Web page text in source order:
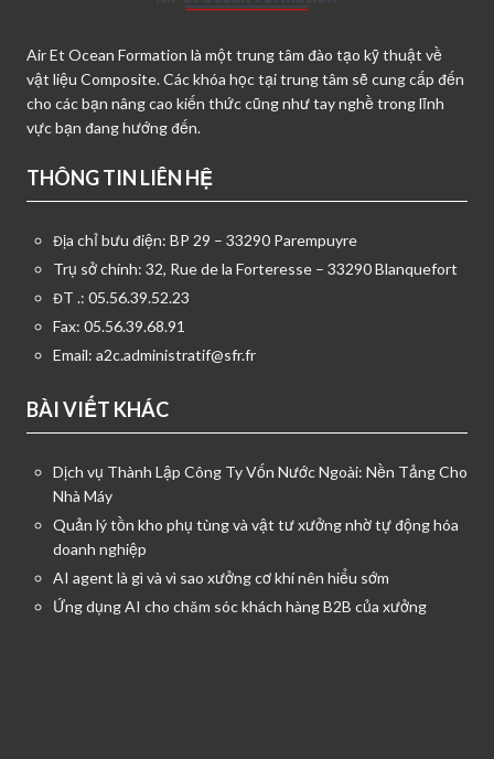
Air Et Ocean Formation là một trung tâm đào tạo kỹ thuật về
vật liệu Composite. Các khóa học tại trung tâm sẽ cung cấp đến
cho các bạn nâng cao kiến thức cũng như tay nghề trong lĩnh
vực bạn đang hướng đến.
THÔNG TIN LIÊN HỆ
Địa chỉ bưu điện: BP 29 – 33290 Parempuyre
Trụ sở chính: 32, Rue de la Forteresse – 33290 Blanquefort
ĐT .: 05.56.39.52.23
Fax: 05.56.39.68.91
Email: a2c.administratif@sfr.fr
BÀI VIẾT KHÁC
Dịch vụ Thành Lập Công Ty Vốn Nước Ngoài: Nền Tảng Cho
Nhà Máy
Quản lý tồn kho phụ tùng và vật tư xưởng nhờ tự động hóa
doanh nghiệp
AI agent là gì và vì sao xưởng cơ khí nên hiểu sớm
Ứng dụng AI cho chăm sóc khách hàng B2B của xưởng